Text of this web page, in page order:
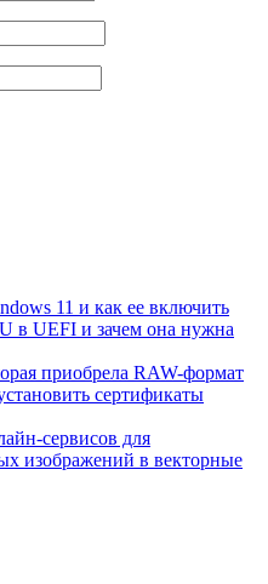
11 и как ее включить
в UEFI и зачем она нужна
приобрела RAW-формат
сертификаты
сервисов для
изображений в векторные